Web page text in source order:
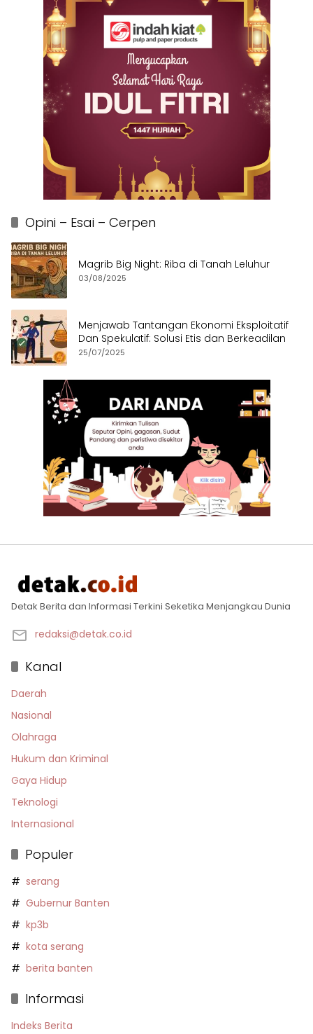
Opini – Esai – Cerpen
Magrib Big Night: Riba di Tanah Leluhur
03/08/2025
Menjawab Tantangan Ekonomi Eksploitatif
Dan Spekulatif: Solusi Etis dan Berkeadilan
25/07/2025
Detak Berita dan Informasi Terkini Seketika Menjangkau Dunia
redaksi@detak.co.id
Kanal
Daerah
Nasional
Olahraga
Hukum dan Kriminal
Gaya Hidup
Teknologi
Internasional
Populer
serang
Gubernur Banten
kp3b
kota serang
berita banten
Informasi
Indeks Berita